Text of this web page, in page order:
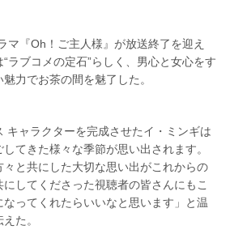
マ『Oh！ご主人様』が放送終了を迎え
ラブコメの定石”らしく、男心と女心をす
力でお茶の間を魅了した。
キャラクターを完成させたイ・ミンギは
してきた様々な季節が思い出されます。
と共にした大切な思い出がこれからの
してくださった視聴者の皆さんにもこ
ってくれたらいいなと思います」と温
た。